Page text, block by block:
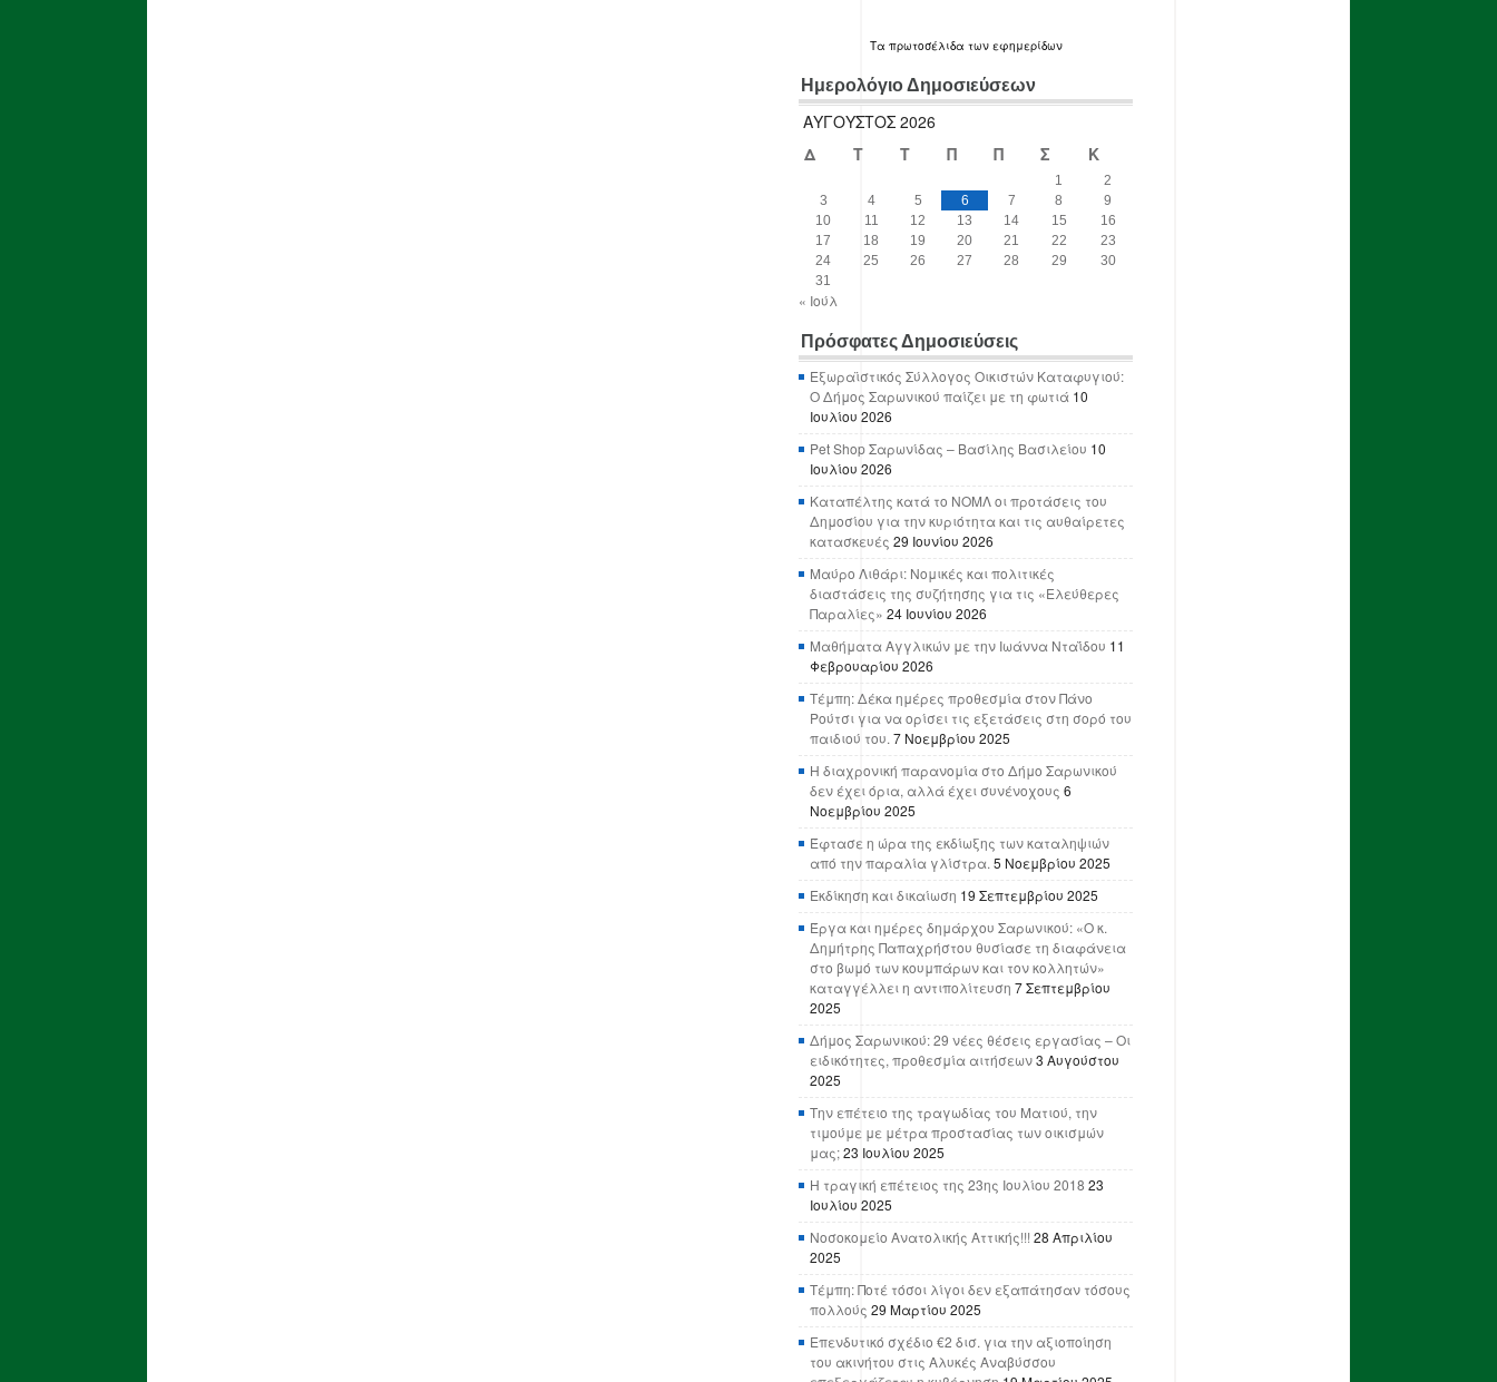
Τα πρωτοσέλιδα των εφημερίδων
Ημερολόγιο Δημοσιεύσεων
ΑΎΓΟΥΣΤΟΣ 2026
Δ
Τ Τ Π Π Σ Κ
1
2
3
4 5 6 7 8
9
10
11 12 13 14 15
16
17
18 19 20 21 22
23
24
25 26 27 28 29
30
31
« Ιούλ
Πρόσφατες Δημοσιεύσεις
Εξωραϊστικός Σύλλογος Οικιστών Καταφυγιού:
Ο Δήμος Σαρωνικού παίζει με τη φωτιά 10
Ιουλίου 2026
Pet Shop Σαρωνίδας – Βασίλης Βασιλείου 10
Ιουλίου 2026
Καταπέλτης κατά το ΝΟΜΛ οι προτάσεις του
Δημοσίου για την κυριότητα και τις αυθαίρετες
κατασκευές 29 Ιουνίου 2026
Μαύρο Λιθάρι: Νομικές και πολιτικές
διαστάσεις της συζήτησης για τις «Ελεύθερες
Παραλίες» 24 Ιουνίου 2026
Μαθήματα Αγγλικών με την Ιωάννα Νταΐδου 11
Φεβρουαρίου 2026
Τέμπη: Δέκα ημέρες προθεσμία στον Πάνο
Ρούτσι για να ορίσει τις εξετάσεις στη σορό του
παιδιού του. 7 Νοεμβρίου 2025
Η διαχρονική παρανομία στο Δήμο Σαρωνικού
δεν έχει όρια, αλλά έχει συνένοχους 6
Νοεμβρίου 2025
Έφτασε η ώρα της εκδίωξης των καταληψιών
από την παραλία γλίστρα. 5 Νοεμβρίου 2025
Εκδίκηση και δικαίωση 19 Σεπτεμβρίου 2025
Έργα και ημέρες δημάρχου Σαρωνικού: «Ο κ.
Δημήτρης Παπαχρήστου θυσίασε τη διαφάνεια
στο βωμό των κουμπάρων και τον κολλητών»
καταγγέλλει η αντιπολίτευση 7 Σεπτεμβρίου
2025
Δήμος Σαρωνικού: 29 νέες θέσεις εργασίας – Οι
ειδικότητες, προθεσμία αιτήσεων3 Αυγούστου
2025
Την επέτειο της τραγωδίας του Ματιού, την
τιμούμε με μέτρα προστασίας των οικισμών
μας;23 Ιουλίου 2025
Η τραγική επέτειος της 23ης Ιουλίου 2018 23
Ιουλίου 2025
Νοσοκομείο Ανατολικής Αττικής!!! 28 Απριλίου
2025
Τέμπη: Ποτέ τόσοι λίγοι δεν εξαπάτησαν τόσους
πολλούς 29 Μαρτίου 2025
Επενδυτικό σχέδιο €2 δισ. για την αξιοποίηση
του ακινήτου στις Αλυκές Αναβύσσου